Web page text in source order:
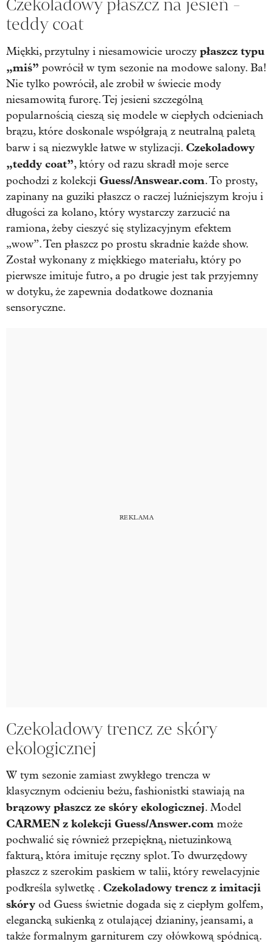
Czekoladowy płaszcz na jesień -
teddy coat
Miękki, przytulny i niesamowicie uroczy płaszcz typu
„miś” powrócił w tym sezonie na modowe salony. Ba!
Nie tylko powrócił, ale zrobił w świecie mody
niesamowitą furorę. Tej jesieni szczególną
popularnością cieszą się modele w ciepłych odcieniach
brązu, które doskonale współgrają z neutralną paletą
barw i są niezwykle łatwe w stylizacji. Czekoladowy
„teddy coat”, który od razu skradł moje serce
pochodzi z kolekcji Guess/Answear.com. To prosty,
zapinany na guziki płaszcz o raczej luźniejszym kroju i
długości za kolano, który wystarczy zarzucić na
ramiona, żeby cieszyć się stylizacyjnym efektem
„wow”. Ten płaszcz po prostu skradnie każde show.
Został wykonany z miękkiego materiału, który po
pierwsze imituje futro, a po drugie jest tak przyjemny
w dotyku, że zapewnia dodatkowe doznania
sensoryczne.
Czekoladowy trencz ze skóry
ekologicznej
W tym sezonie zamiast zwykłego trencza w
klasycznym odcieniu beżu, fashionistki stawiają na
brązowy płaszcz ze skóry ekologicznej. Model
CARMEN z kolekcji Guess/Answer.com może
pochwalić się również przepiękną, nietuzinkową
fakturą, która imituje ręczny splot. To dwurzędowy
płaszcz z szerokim paskiem w talii, który rewelacyjnie
podkreśla sylwetkę . Czekoladowy trencz z imitacji
skóry od Guess świetnie dogada się z ciepłym golfem,
elegancką sukienką z otulającej dzianiny, jeansami, a
także formalnym garniturem czy ołówkową spódnicą.